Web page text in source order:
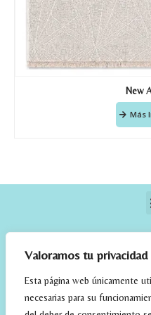
Valoramos tu privacidad
Esta página web únicamente
necesarias para su
New
Más
elrincondefehmi.com ©